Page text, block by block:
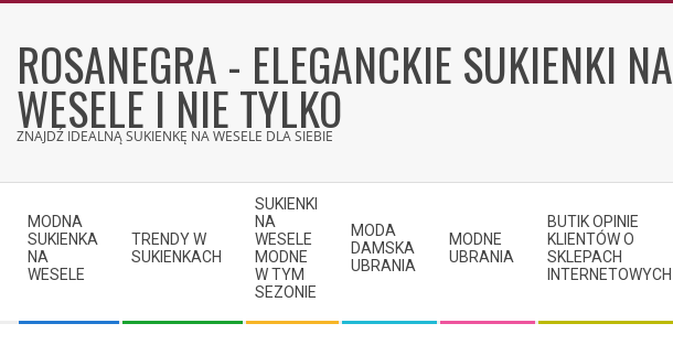
contentROSANEGRA - ELEGANCKIE SUKIENKI NA
WESELE I NIE TYLKO
ZNAJDŹ IDEALNĄ SUKIENKĘ NA WESELE DLA SIEBIE
Navigation
Menu
MODNA
SUKIENKA
NA
WESELE
TRENDY W
SUKIENKACH
SUKIENKI
NA
WESELE
MODNE
W TYM
SEZONIE
MODA
DAMSKA
UBRANIA
MODNE
UBRANIA
BUTIK OPINIE
KLIENTÓW O
SKLEPACH
INTERNETOWYCH